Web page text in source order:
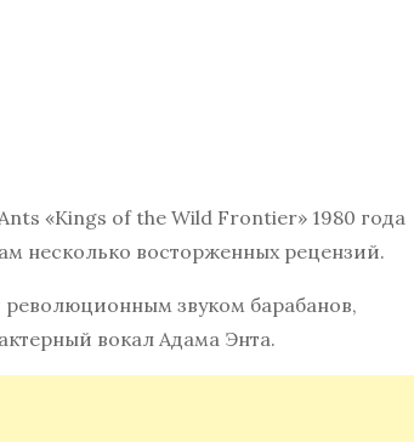
«Kings of the Wild Frontier» 1980 года
несколько восторженных рецензий.
звуком барабанов,
вокал Адама Энта.